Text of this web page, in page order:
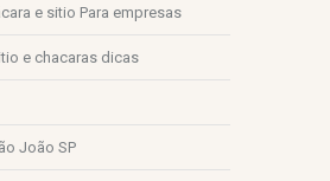
e sitio Para empresas
e chacaras dicas
João SP